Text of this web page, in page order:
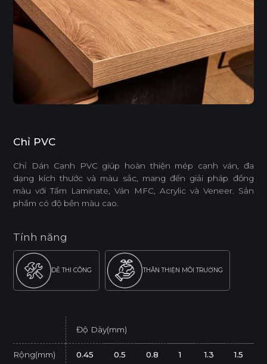
Chỉ PVC
Chỉ Dán Cạnh PVC giúp hoàn thiện mép cạnh ván, đa
dạng kích thước và màu sắc, mang đến giải pháp đồng
màu với Tấm Laminate, Ván MFC, Acrylic và Veneer. Sản
phẩm có độ bền màu cao.
Tính năng
DỄ THI CÔNG THÂN THIỆN MÔI TRƯỜNG
Độ Dày(mm)
Rộng(mm) 0.45 0.5 0.8 1 1.3 1.5